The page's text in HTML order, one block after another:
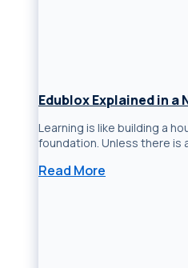
Edublox Explained in a
Learning is like building a
foundation. Unless there is
Read More